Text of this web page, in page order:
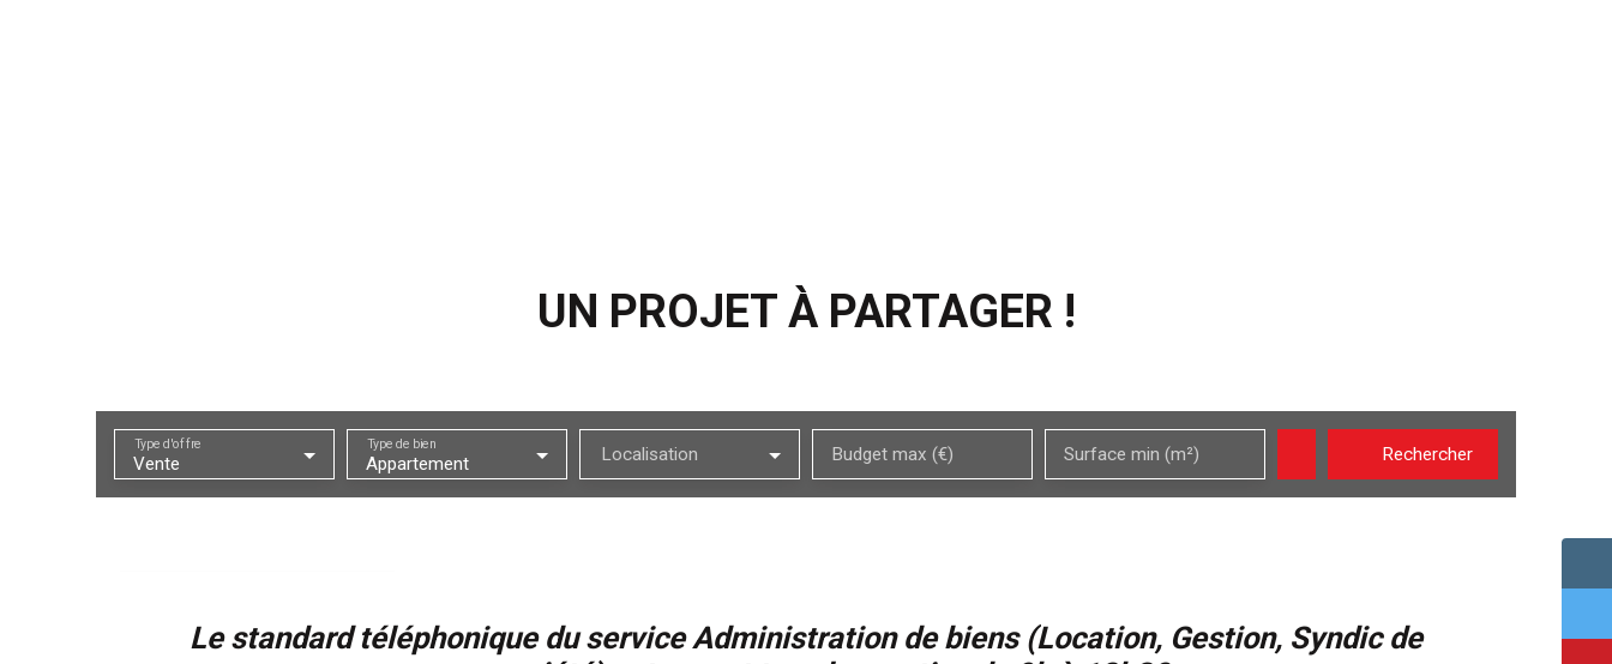
UN PROJET À PARTAGER !
Vente
Type d'offre
Appartement
Type de bien Localisation Budget max (€) Surface min (m²) Rechercher
Le standard téléphonique du service Administration de biens (Location, Gestion, Syndic de